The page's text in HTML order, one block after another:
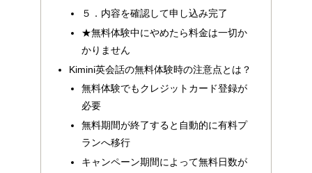
５．内容を確認して申し込み完了
★無料体験中にやめたら料金は一切か
かりません
Kimini英会話の無料体験時の注意点とは？
無料体験でもクレジットカード登録が
必要
無料期間が終了すると自動的に有料プ
ランへ移行
キャンペーン期間によって無料日数が